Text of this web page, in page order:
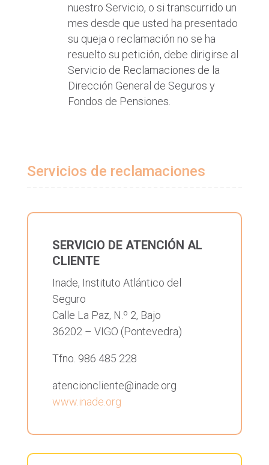
nuestro Servicio, o si transcurrido un
mes desde que usted ha presentado
su queja o reclamación no se ha
resuelto su petición, debe dirigirse al
Servicio de Reclamaciones de la
Dirección General de Seguros y
Fondos de Pensiones.
Servicios de reclamaciones
SERVICIO DE ATENCIÓN AL
CLIENTE
Inade, Instituto Atlántico del
Seguro
Calle La Paz, N.º 2, Bajo
36202 – VIGO (Pontevedra)
Tfno. 986 485 228
atencioncliente@inade.org
www.inade.org